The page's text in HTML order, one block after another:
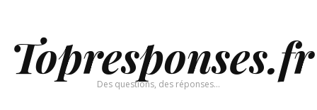
Topresponses.fr
Des questions, des réponses…